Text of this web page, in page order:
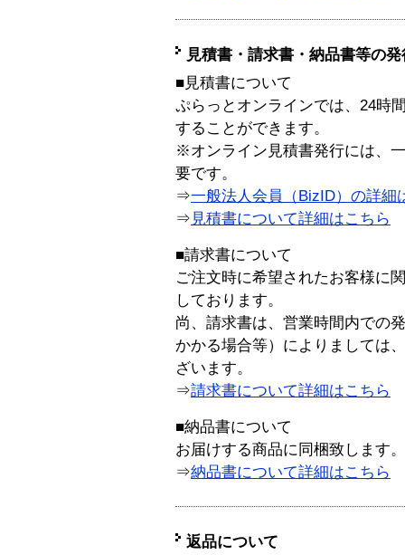
見積書・請求書・納品書等の
■見積書について
ぷらっとオンラインでは、24時
することができます。
※オンライン見積書発行には、
要です。
⇒一般法人会員（BizID）の詳細
⇒ 見積書について詳細はこちら
■請求書について
ご注文時に希望されたお客様に
しております。
尚、請求書は、営業時間内での
かかる場合等）によりましては
ざいます。
⇒請求書について詳細はこちら
■納品書について
お届けする商品に同梱致します。
⇒納品書について詳細はこちら
返品について